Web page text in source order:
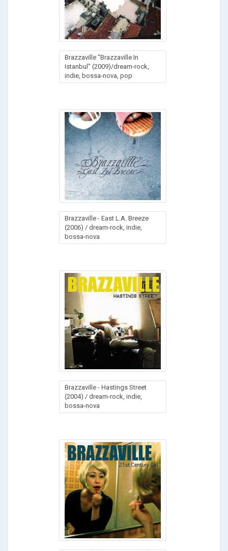
Brazzaville "Brazzaville In
Istanbul" (2009)/dream-rock,
indie, bossa-nova, pop
Brazzaville - East L.A. Breeze
(2006) / dream-rock, indie,
bossa-nova
Brazzaville - Hastings Street
(2004) / dream-rock, indie,
bossa-nova